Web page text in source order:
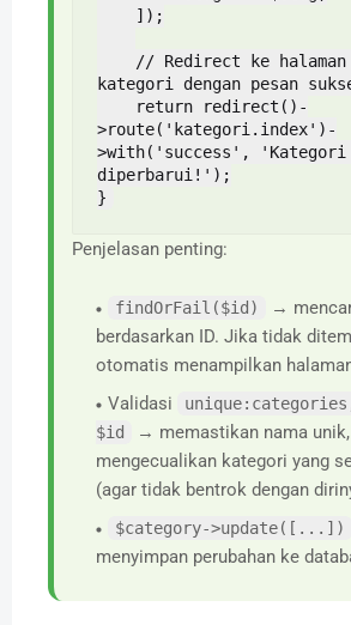
kategori dengan pesan
>route('kategori.index')-
>with('success', 'Kategori
diperbarui!');
}
Penjelasan penting:
findOrFail($id)
→
berdasarkan ID. Jika tidak
otomatis menampilkan
Validasi
$id
→ memastikan nama
mengecualikan kategori yang
(agar tidak bentrok dengan
$category->update([...])
menyimpan perubahan ke